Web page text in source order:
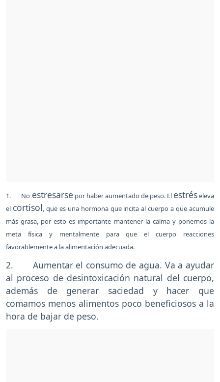
1. No estresarse por haber aumentado de peso. El estréseleva
el cortisol, que es una hormona que incita al cuerpo a que acumule
más grasa, por esto es importante mantener la calma y ponernos la
meta física y mentalmente para que el cuerpo reacciones
favorablemente a la alimentación adecuada.
2. Aumentar el consumo de agua. Va a ayudar
al proceso de desintoxicación natural del cuerpo,
además de generar saciedad y hacer que
comamos menos alimentos poco beneficiosos a la
hora de bajar de peso.